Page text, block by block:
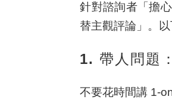
針對諮詢者「擔
替主觀評論」。以
1. 帶人問題
不要花時間講 1-